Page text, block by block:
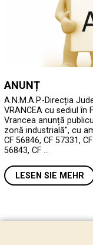
ANUNȚ
A.N.M.A.P.-Direcția
VRANCEA cu sediul în
Vrancea anunță
zonă industrială", cu
CF 56846, CF 57331,
56843, CF …
LESEN SIE MEHR